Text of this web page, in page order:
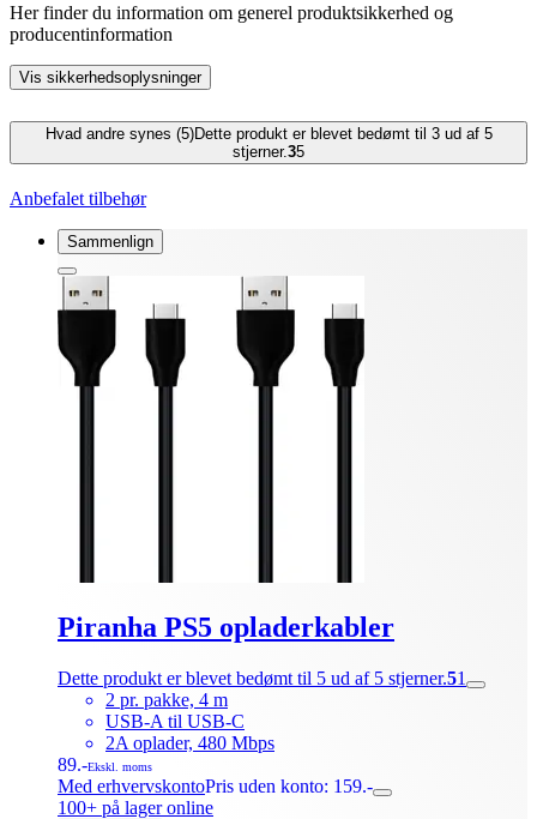
Her finder du information om generel produktsikkerhed og
producentinformation
Vis sikkerhedsoplysninger
Hvad andre synes (5)Dette produkt er blevet bedømt til 3 ud af 5
stjerner.35
Anbefalet tilbehør
Sammenlign
Piranha PS5 opladerkabler
Dette produkt er blevet bedømt til 5 ud af 5 stjerner.51
2 pr. pakke, 4 m
USB-A til USB-C
2A oplader, 480 Mbps
89.-Ekskl. moms
Med erhvervskontoPris uden konto: 159.-
100+ på lager online